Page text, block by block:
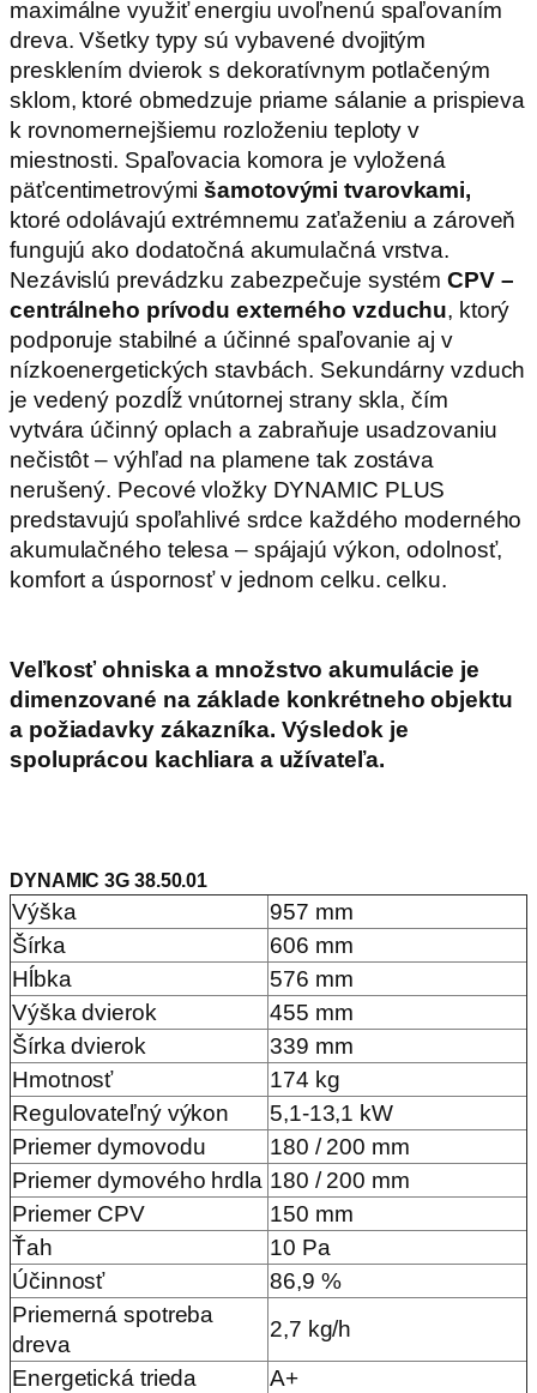
maximálne využiť energiu uvoľnenú spaľovaním
dreva. Všetky typy sú vybavené dvojitým
presklením dvierok s dekoratívnym potlačeným
sklom, ktoré obmedzuje priame sálanie a prispieva
k rovnomernejšiemu rozloženiu teploty v
miestnosti. Spaľovacia komora je vyložená
päťcentimetrovýmišamotovými tvarovkami,
ktoré odolávajú extrémnemu zaťaženiu a zároveň
fungujú ako dodatočná akumulačná vrstva.
Nezávislú prevádzku zabezpečuje systémCPV –
centrálneho prívodu externého vzduchu, ktorý
podporuje stabilné a účinné spaľovanie aj v
nízkoenergetických stavbách. Sekundárny vzduch
je vedený pozdĺž vnútornej strany skla, čím
vytvára účinný oplach a zabraňuje usadzovaniu
nečistôt – výhľad na plamene tak zostáva
nerušený. Pecové vložky DYNAMIC PLUS
predstavujú spoľahlivé srdce každého moderného
akumulačného telesa – spájajú výkon, odolnosť,
komfort a úspornosť v jednom celku. celku.
Veľkosť ohniska a množstvo akumulácie je
dimenzované na základe konkrétneho objektu
a požiadavky zákazníka. Výsledok je
spoluprácou kachliara a užívateľa.
DYNAMIC 3G 38.50.01
Výška
957 mm
Šírka
606 mm
Hĺbka
576 mm
Výška dvierok
455 mm
Šírka dvierok
339 mm
Hmotnosť
174 kg
Regulovateľný výkon
5,1-13,1 kW
Priemer dymovodu
180 / 200 mm
Priemer dymového hrdla 180 / 200 mm
Priemer CPV
150 mm
Ťah
10 Pa
Účinnosť
86,9 %
Priemerná spotreba
dreva
2,7 kg/h
Energetická trieda
A+